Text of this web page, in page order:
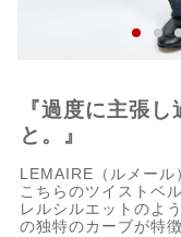
『過度に主張
と。』
LEMAIRE（ルメール
こちらのツイストベ
レルシルエットのよ
の独特のカーブが特